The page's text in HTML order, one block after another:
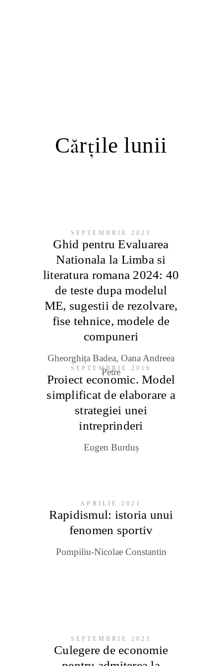
Cărţile lunii
SEPTEMBRIE 2023
Ghid pentru Evaluarea
Nationala la Limba si
literatura romana 2024: 40
de teste dupa modelul
ME, sugestii de rezolvare,
fise tehnice, modele de
compuneri
Gheorghița Badea, Oana Andreea
Petre
SEPTEMBRIE 2016
Proiect economic. Model
simplificat de elaborare a
strategiei unei
intreprinderi
Eugen Burduș
APRILIE 2021
Rapidismul: istoria unui
fenomen sportiv
Pompiliu-Nicolae Constantin
SEPTEMBRIE 2023
Culegere de economie